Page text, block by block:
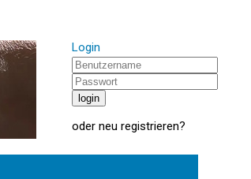
Login
oder neu registrieren?